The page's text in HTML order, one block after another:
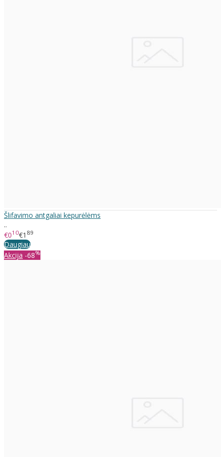
Šlifavimo antgaliai kepurėlėms
..
€010€1 89
Daugiau
Akcija -68%